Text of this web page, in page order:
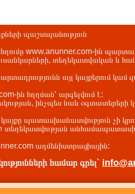
պաշտպանություն
հղումը www.anunner.com-ին
տեղեկատվական և
այլ կայքերում կամ
ին հղղման՝ արգելվում է:
ինչպես նաև օգտատերերի
պատասխանատվություն չի
տեղեկատվության
ադմենիստրացիային:
համար գրել`